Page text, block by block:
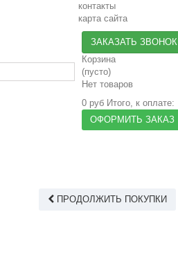
контакты
карта сайта
ЗАКАЗАТЬ ЗВОНОК
Корзина
(пусто)
Нет товаров
0 руб Итого, к оплате:
ОФОРМИТЬ ЗАКАЗ
ПРОДОЛЖИТЬ ПОКУПКИ